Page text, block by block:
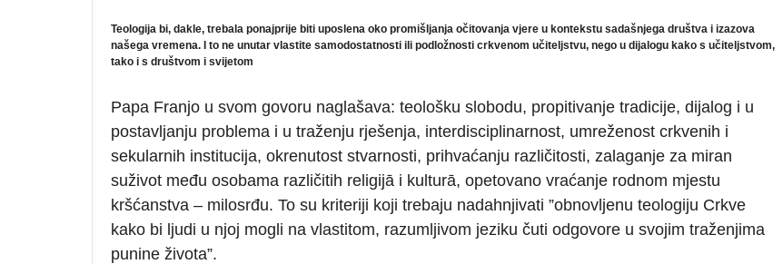
Teologija bi, dakle, trebala ponajprije biti uposlena oko promišljanja očitovanja vjere u kontekstu sadašnjega društva i izazova
našega vremena. I to ne unutar vlastite samodostatnosti ili podložnosti crkvenom učiteljstvu, nego u dijalogu kako s učiteljstvom,
tako i s društvom i svijetom
Papa Franjo u svom govoru naglašava: teološku slobodu, propitivanje tradicije, dijalog i u
postavljanju problema i u traženju rješenja, interdisciplinarnost, umreženost crkvenih i
sekularnih institucija, okrenutost stvarnosti, prihvaćanju različitosti, zalaganje za miran
suživot među osobama različitih religijā i kulturā, opetovano vraćanje rodnom mjestu
kršćanstva – milosrđu. To su kriteriji koji trebaju nadahnjivati ”obnovljenu teologiju Crkve
kako bi ljudi u njoj mogli na vlastitom, razumljivom jeziku čuti odgovore u svojim traženjima
punine života”.